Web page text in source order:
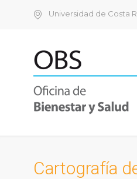
Universidad de Costa
Cartografía